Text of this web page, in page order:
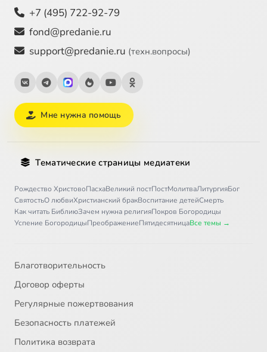
+7 (495) 722-92-79
fond@predanie.ru
support@predanie.ru (техн.вопросы)
Мне нужна помощь
Тематические страницы медиатеки
Рождество ХристовоПасхаВеликий постПостМолитваЛитургияБог
СвятостьО любвиХристианский бракВоспитание детейСмерть
Как читать БиблиюЗачем нужна религияПокров Богородицы
Успение БогородицыПреображениеПятидесятницаВсе темы →
Благотворительность
Договор оферты
Регулярные пожертвования
Безопасность платежей
Политика возврата